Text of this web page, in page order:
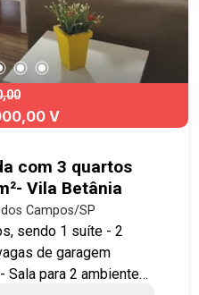
#vilabetânia
V
com 3 quartos
Vila Betânia
Campos/SP
de garagem